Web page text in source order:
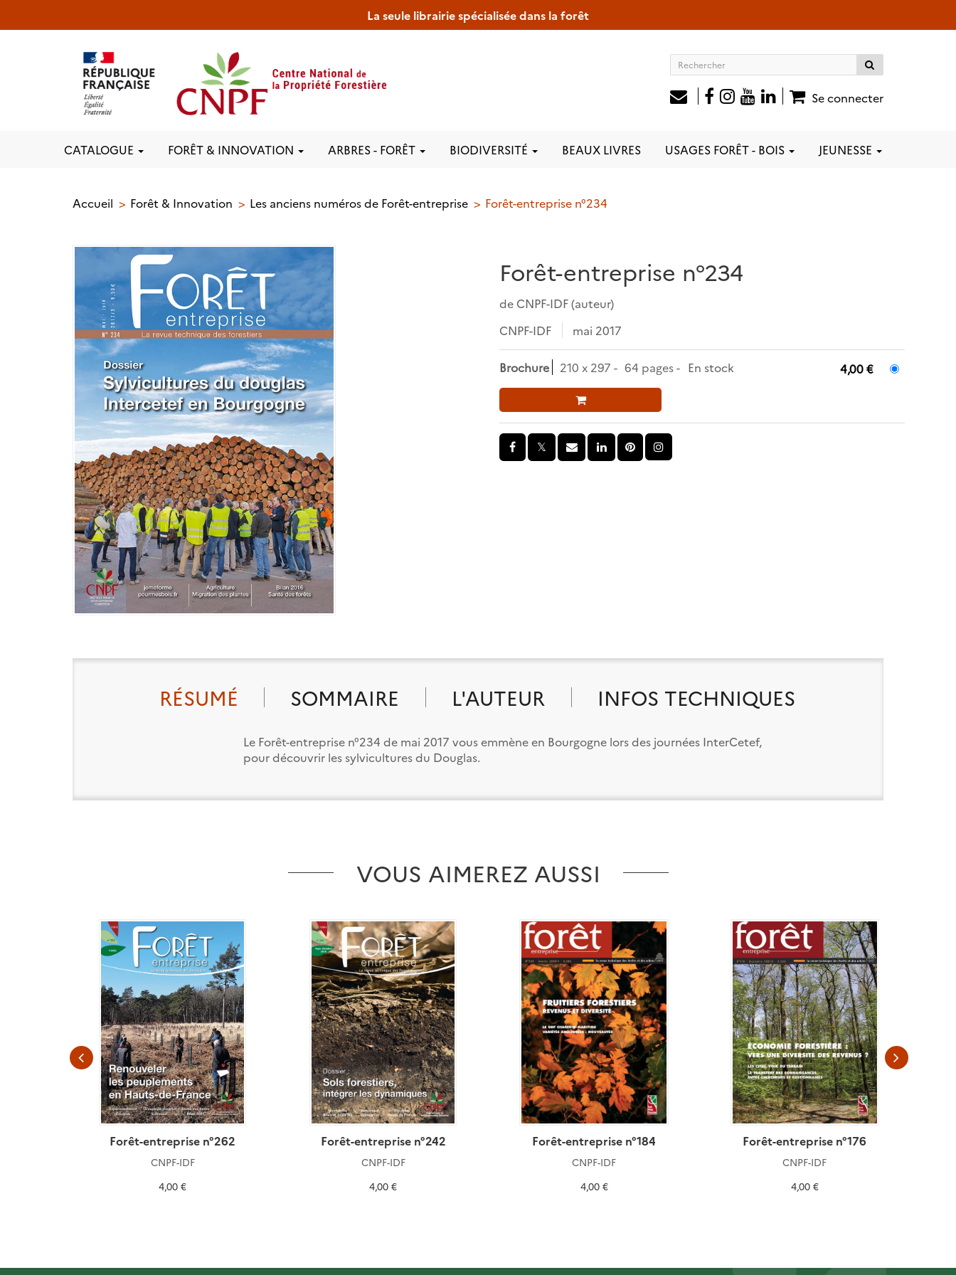
La seule librairie spécialisée dans la forêt
Rechercher
site
Se connecter
CATALOGUE FORÊT & INNOVATION ARBRES - FORÊT BIODIVERSITÉ BEAUX LIVRES USAGES FORÊT - BOIS JEUNESSE
Accueil Forêt & Innovation Les anciens numéros de Forêt-entreprise Forêt-entreprise n°234
Forêt-entreprise n°234
de CNPF-IDF(auteur)
CNPF-IDF
mai 2017
Brochure 210 x 297 64 pages En stock 4,00 €
RÉSUMÉ SOMMAIRE L'AUTEUR INFOS TECHNIQUES
Le Forêt-entreprise n°234 de mai 2017 vous emmène en Bourgogne lors des journées InterCetef,
pour découvrir les sylvicultures du Douglas.
VOUS AIMEREZ AUSSI
Forêt-entreprise n°262
CNPF-IDF
4,00 €
Forêt-entreprise n°242
CNPF-IDF
4,00 €
Forêt-entreprise n°184
CNPF-IDF
4,00 €
Forêt-entreprise n°176
CNPF-IDF
4,00 €